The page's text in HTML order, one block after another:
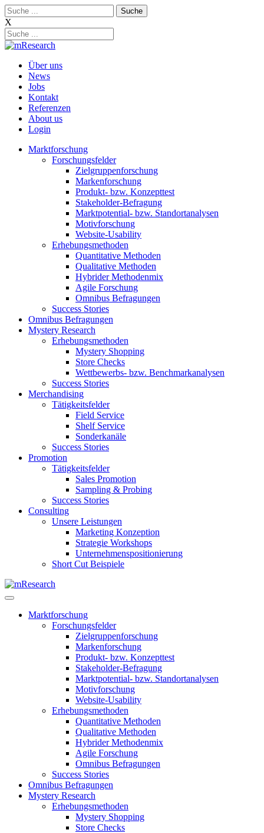
Skip
to
content
Suche:
X
Über uns
News
Jobs
Kontakt
Referenzen
About us
Login
Marktforschung
Forschungsfelder
Zielgruppenforschung
Markenforschung
Produkt- bzw. Konzepttest
Stakeholder-Befragung
Marktpotential- bzw. Standortanalysen
Motivforschung
Website-Usability
Erhebungsmethoden
Quantitative Methoden
Qualitative Methoden
Hybrider Methodenmix
Agile Forschung
Omnibus Befragungen
Success Stories
Omnibus Befragungen
Mystery Research
Erhebungsmethoden
Mystery Shopping
Store Checks
Wettbewerbs- bzw. Benchmarkanalysen
Success Stories
Merchandising
Tätigkeitsfelder
Field Service
Shelf Service
Sonderkanäle
Success Stories
Promotion
Tätigkeitsfelder
Sales Promotion
Sampling & Probing
Success Stories
Consulting
Unsere Leistungen
Marketing Konzeption
Strategie Workshops
Unternehmenspositionierung
Short Cut Beispiele
Marktforschung
Forschungsfelder
Zielgruppenforschung
Markenforschung
Produkt- bzw. Konzepttest
Stakeholder-Befragung
Marktpotential- bzw. Standortanalysen
Motivforschung
Website-Usability
Erhebungsmethoden
Quantitative Methoden
Qualitative Methoden
Hybrider Methodenmix
Agile Forschung
Omnibus Befragungen
Success Stories
Omnibus Befragungen
Mystery Research
Erhebungsmethoden
Mystery Shopping
Store Checks